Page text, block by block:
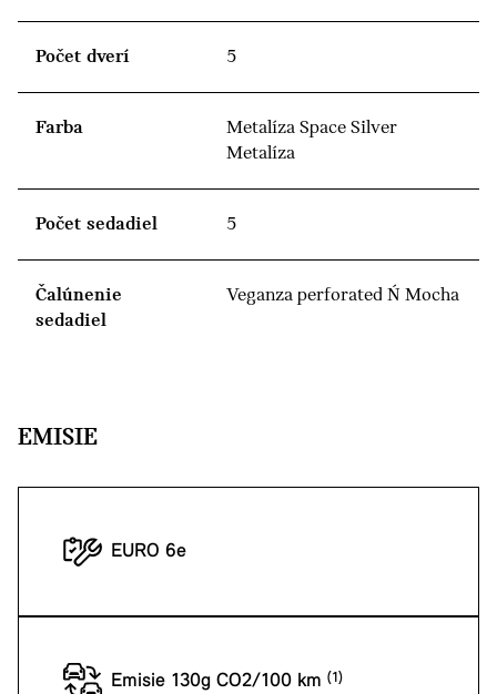
Počet dverí 5
Farba
Metalíza Space Silver
Metalíza
Počet sedadiel 5
Čalúnenie
sedadiel
Veganza perforated Ń Mocha
EMISIE
EURO 6e
Emisie 130g CO2/100 km